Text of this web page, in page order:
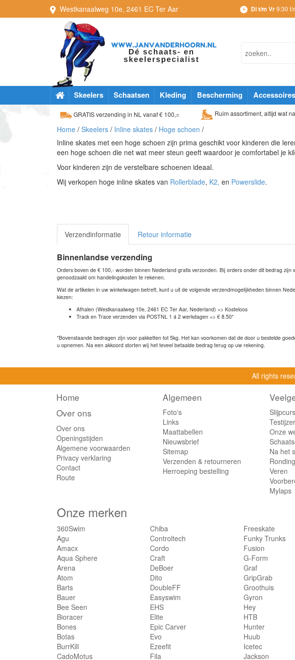
Westkanaalweg 10e, 2461 EC Ter Aar Di t/m Vr9:30 t/
Skeelers Schaatsen Kleding Bescherming Accessoires
GRATIS verzending in NL vanaf € 100,= Ruim assortiment, altijd wat
Home / Skeelers / Inline skates / Hoge schoen /
Inline skates met een hoge schoen zijn prima geschikt voor kinderen die
een hoge schoen die net wat meer steun geeft waardoor je comfortabel je
Voor kinderen zijn de verstelbare schoenen ideaal.
Wij verkopen hoge inline skates van Rollerblade, K2, en Powerslide.
Verzendinformatie Retour informatie
Binnenlandse verzending
Orders boven de € 100,- worden binnen Nederland gratis verzonden. Bij orders onder dit bedrag zijn
genoodzaakt om handelingskosten te rekenen.
Wat de artikelen in uw winkelwagen betreft, kunt u uit de volgende verzendmogelijkheden binnen
kiezen:
Afhalen (Westkanaalweg 10e, 2461 EC Ter Aar, Nederland) => Kosteloos
Track en Trace verzenden via POSTNL 1 á 2 werkdagen => € 8.50*
*Bovenstaande bedragen zijn voor pakketten tot 5kg. Het kan voorkomen dat de door u bestelde
u opnemen. Na een akkoord storten wij het teveel betaalde bedrag terug op uw rekening.
All rights
Home
Over ons
Over ons
Openingstijden
Algemene voorwaarden
Privacy verklaring
Contact
Route
Algemeen
Foto's
Links
Maattabellen
Nieuwsbrief
Sitemap
Verzenden & retourneren
Herroeping bestelling
Onze
Na het
Ronding
Veren
Mylaps
Onze merken
360Swim
Agu
Amacx
Aqua Sphere
Arena
Atom
Barts
Bauer
Bee Seen
Bioracer
Bones
Botas
BurrKill
CadoMotus
Chiba
Controltech
Cordo
Craft
DeBoer
Dito
DoubleFF
Easyswim
EHS
Elite
Epic Carver
Evo
Ezeefit
Fila
Freeskate
Funky Trunks
Fusion
G-Form
Graf
GripGrab
Groothuis
Gyron
Hey
HTB
Hunter
Huub
Icetec
Jackson